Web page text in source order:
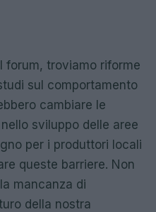
forum, troviamo riforme
sul comportamento
cambiare le
sviluppo delle aree
per i produttori locali
queste barriere. Non
mancanza di
della nostra